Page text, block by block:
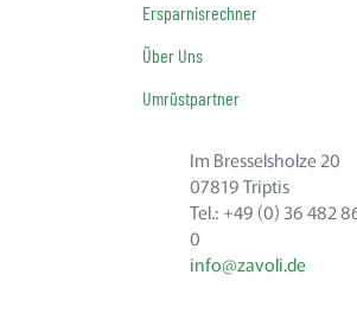
Ersparnisrechner
Über Uns
Umrüstpartner
Im Bresselsholze 20
07819 Triptis
Tel.: +49 (0) 36 482
0
info@zavoli.de